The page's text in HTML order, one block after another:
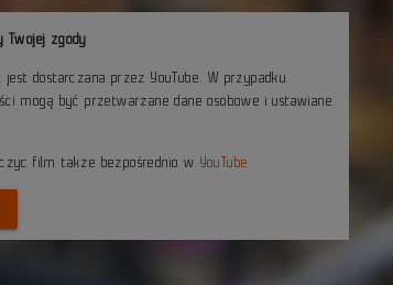
Twojej zgody
jest dostarczana przez YouTube. W przypadku
mogą być przetwarzane dane osobowe i ustawiane
film także bezpośrednio w YouTube